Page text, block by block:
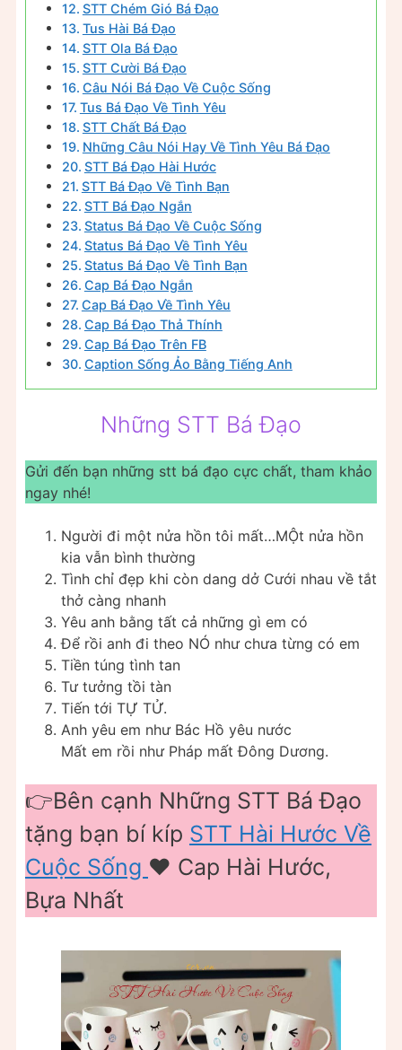
STT Chém Gió Bá Đạo
Tus Hài Bá Đạo
STT Ola Bá Đạo
STT Cười Bá Đạo
Câu Nói Bá Đạo Về Cuộc Sống
Tus Bá Đạo Về Tình Yêu
STT Chất Bá Đạo
Những Câu Nói Hay Về Tình Yêu Bá Đạo
STT Bá Đạo Hài Hước
STT Bá Đạo Về Tình Bạn
STT Bá Đạo Ngắn
Status Bá Đạo Về Cuộc Sống
Status Bá Đạo Về Tình Yêu
Status Bá Đạo Về Tình Bạn
Cap Bá Đạo Ngắn
Cap Bá Đạo Về Tình Yêu
Cap Bá Đạo Thả Thính
Cap Bá Đạo Trên FB
Caption Sống Ảo Bằng Tiếng Anh
Những STT Bá Đạo
Gửi đến bạn những stt bá đạo cực chất, tham khảo
ngay nhé!
Người đi một nửa hồn tôi mất…MỘt nửa hồn
kia vẫn bình thường
Tình chỉ đẹp khi còn dang dở Cưới nhau về tắt
thở càng nhanh
Yêu anh bằng tất cả những gì em có
Để rồi anh đi theo NÓ như chưa từng có em
Tiền túng tình tan
Tư tưởng tồi tàn
Tiến tới TỰ TỬ.
Anh yêu em như Bác Hồ yêu nước
Mất em rồi như Pháp mất Đông Dương.
👉Bên cạnh Những STT Bá Đạo
tặng bạn bí kíp STT Hài Hước Về
Cuộc Sống ❤️️ Cap Hài Hước,
Bựa Nhất